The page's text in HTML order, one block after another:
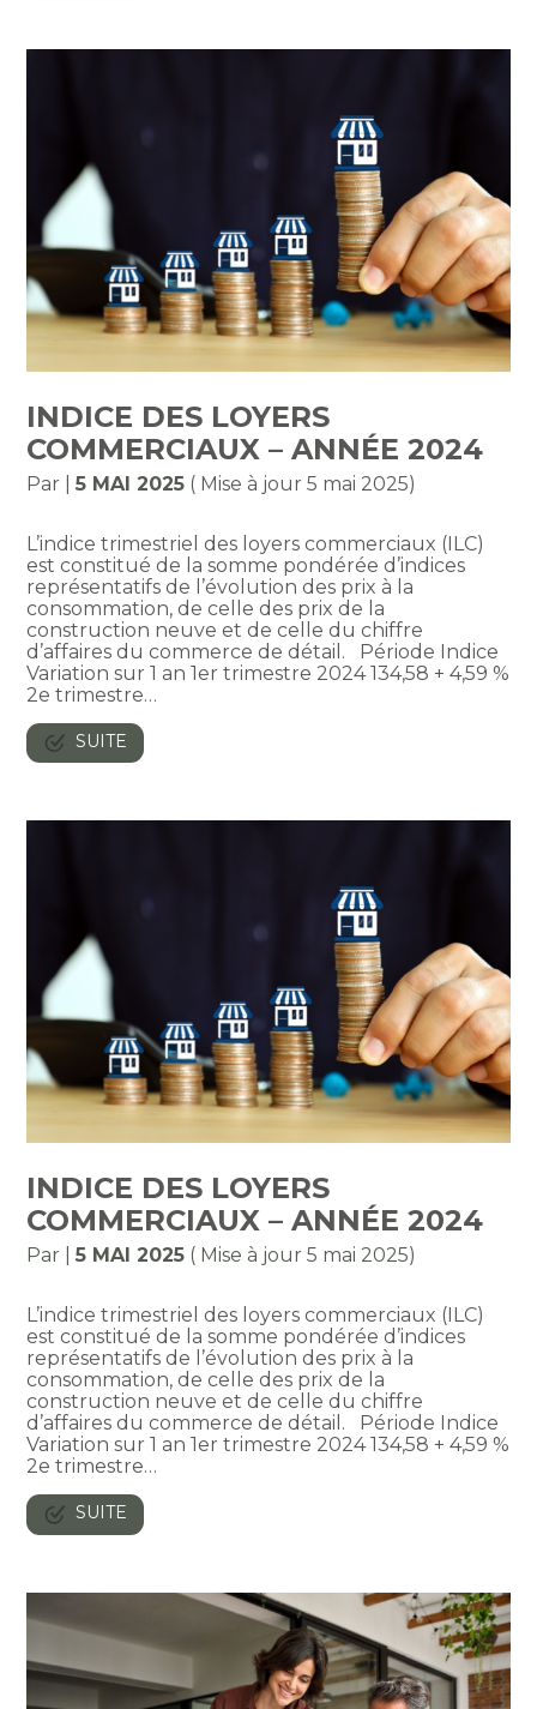
INDICE DES LOYERS
COMMERCIAUX – ANNÉE 2024
Par |5 MAI 2025 ( Mise à jour 5 mai 2025)
L’indice trimestriel des loyers commerciaux (ILC)
est constitué de la somme pondérée d’indices
représentatifs de l’évolution des prix à la
consommation, de celle des prix de la
construction neuve et de celle du chiffre
d’affaires du commerce de détail. Période Indice
Variation sur 1 an 1er trimestre 2024 134,58 + 4,59 %
2e trimestre…
SUITE
INDICE DES LOYERS
COMMERCIAUX – ANNÉE 2024
Par |5 MAI 2025 ( Mise à jour 5 mai 2025)
L’indice trimestriel des loyers commerciaux (ILC)
est constitué de la somme pondérée d’indices
représentatifs de l’évolution des prix à la
consommation, de celle des prix de la
construction neuve et de celle du chiffre
d’affaires du commerce de détail. Période Indice
Variation sur 1 an 1er trimestre 2024 134,58 + 4,59 %
2e trimestre…
SUITE